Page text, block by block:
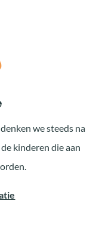
we steeds na
kinderen die aan